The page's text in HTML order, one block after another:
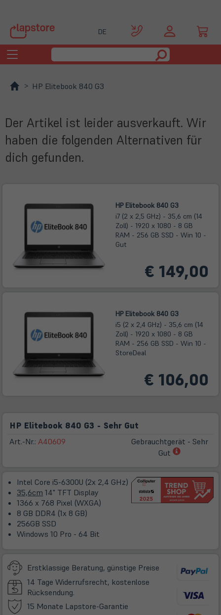
DE
Toggle
navigation
HP Elitebook 840 G3
Der Artikel ist leider ausverkauft. Wir
haben die folgenden Alternativen für
dich gefunden.
HP Elitebook 840 G3
i7 (2 x 2,5 GHz) - 35,6 cm (14
Zoll) - 1920 x 1080 - 8 GB
RAM - 256 GB SSD - Win 10 -
Gut
€ 149,00
HP Elitebook 840 G3
i5 (2 x 2,4 GHz) - 35,6 cm (14
Zoll) - 1920 x 1080 - 8 GB
RAM - 256 GB SSD - Win 10 -
StoreDeal
€ 106,00
HP Elitebook 840 G3 - Sehr Gut
Art.-Nr.: A40609
Gebrauchtgerät - Sehr
Gut
(öffnet
Tab)
Intel Core i5-6300U (2x 2,4 GHz)
35,6cm 14" TFT Display
1366 x 768 Pixel (WXGA)
8 GB DDR4 (1x 8 GB)
256GB SSD
Windows 10 Pro - 64 Bit
Erstklassige Beratung, günstige Preise
14 Tage Widerrufsrecht, kostenlose
Rücksendung.
15 Monate Lapstore-Garantie